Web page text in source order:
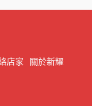
店家
關於新耀